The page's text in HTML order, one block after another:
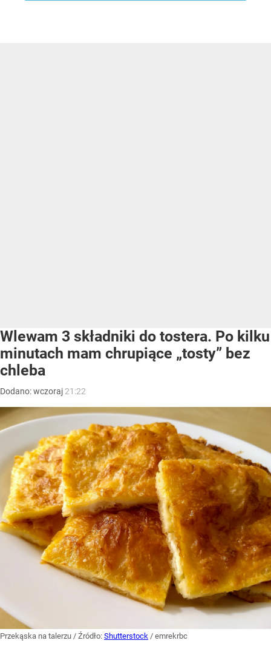
Wlewam 3 składniki do tostera. Po kilku
minutach mam chrupiące „tosty” bez
chleba
Dodano:wczoraj 21:22
Przekąska na talerzu / Źródło: Shutterstock / emrekrbc